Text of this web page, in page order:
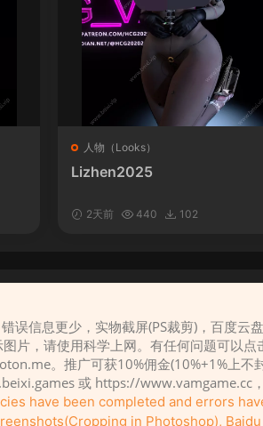
人物（Looks）
Lizhen2025
2天前 440 102
误信息更少，实物截屏(PS裁剪)，百度云
片，请使用科学上网。有任何问题可以点
。推广可获10%佣金(10%+1%上不
或 https://www.vamgame.cc，
have been completed and errors
in Photoshop),